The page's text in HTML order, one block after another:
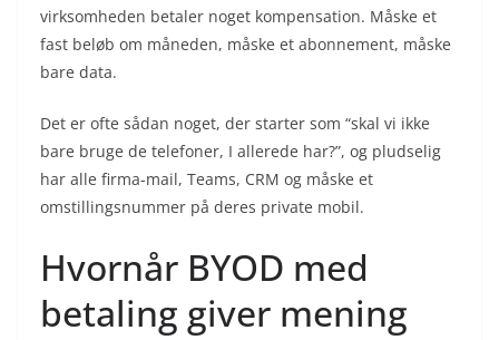
virksomheden betaler noget kompensation. Måske et
fast beløb om måneden, måske et abonnement, måske
bare data.
Det er ofte sådan noget, der starter som “skal vi ikke
bare bruge de telefoner, I allerede har?”, og pludselig
har alle firma-mail, Teams, CRM og måske et
omstillingsnummer på deres private mobil.
Hvornår BYOD med
betaling giver mening